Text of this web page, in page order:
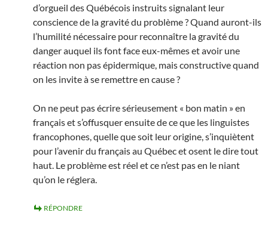
d’orgueil des Québécois instruits signalant leur
conscience de la gravité du problème ? Quand auront-ils
l’humilité nécessaire pour reconnaître la gravité du
danger auquel ils font face eux-mêmes et avoir une
réaction non pas épidermique, mais constructive quand
on les invite à se remettre en cause ?
On ne peut pas écrire sérieusement « bon matin » en
français et s’offusquer ensuite de ce que les linguistes
francophones, quelle que soit leur origine, s’inquiètent
pour l’avenir du français au Québec et osent le dire tout
haut. Le problème est réel et ce n’est pas en le niant
qu’on le réglera.
RÉPONDRE